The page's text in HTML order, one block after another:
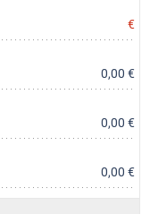
€
0,00 €
0,00 €
0,00 €